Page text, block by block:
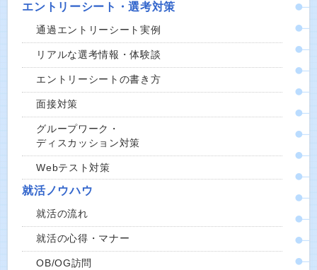
エントリーシート・選考対策
通過エントリーシート実例
リアルな選考情報・体験談
エントリーシートの書き方
面接対策
グループワーク・
ディスカッション対策
Webテスト対策
就活ノウハウ
就活の流れ
就活の心得・マナー
OB/OG訪問